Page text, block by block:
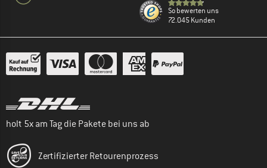
So bewerten uns
72.045 Kunden
holt 5x am Tag die Pakete bei uns ab
Zertifizierter Retourenprozess